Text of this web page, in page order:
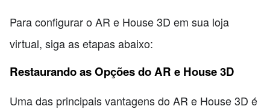
Para configurar o AR e House 3D em sua loja
virtual, siga as etapas abaixo:
Restaurando as Opções do AR e House 3D
Uma das principais vantagens do AR e House 3D é